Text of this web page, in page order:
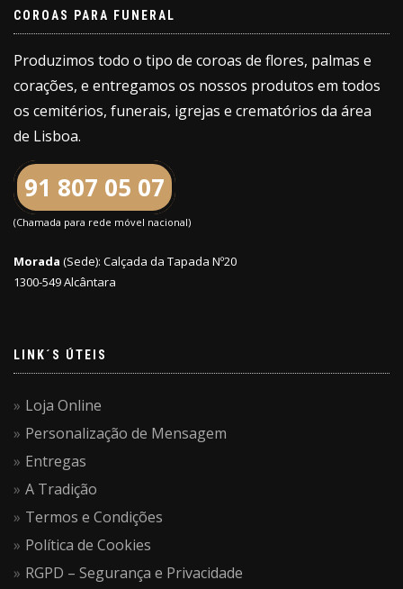
COROAS PARA FUNERAL
Produzimos todo o tipo de coroas de flores, palmas e
corações, e entregamos os nossos produtos em todos
os cemitérios, funerais, igrejas e crematórios da área
de Lisboa.
91 807 05 07
(Chamada para rede móvel nacional)
Morada (Sede): Calçada da Tapada Nº20
1300-549 Alcântara
LINK´S ÚTEIS
Loja Online
Personalização de Mensagem
Entregas
A Tradição
Termos e Condições
Política de Cookies
RGPD – Segurança e Privacidade